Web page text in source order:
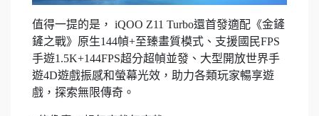
值得一提的是， iQOO Z11 Turbo還首發適配《金鏟
鏟之戰》原生144幀+至臻畫質模式、支援國民FPS
手遊1.5K+144FPS超分超幀並發、大型開放世界手
遊4D遊戲振感和螢幕光效，助力各類玩家暢享遊
戲，探索無限傳奇。